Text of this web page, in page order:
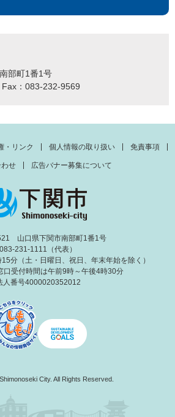
部町1番1号
：083-232-9569
・リンク 個人情報の取り扱い 免責事項
せ 広告バナー募集について
山口県下関市南部町1番1号
083-231-1111（代表）
分（土・日曜日、祝日、年末年始を除く）
受付時間は午前9時～午後4時30分
人番号4000020352012
City. All Rights Reserved.